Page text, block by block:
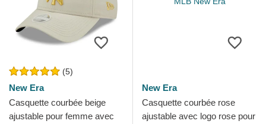
(5)
New Era
Casquette courbée beige
ajustable pour femme avec
New Era
Casquette courbée rose
ajustable avec logo rose pour